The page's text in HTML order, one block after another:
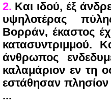
2. Και ιδού, έξ
υψηλοτέρας
Βορράν, έκαστος
κατασυντριμμού.
άνθρωπος
καλαμάριον εν τη
εστάθησαν πλησίον
...